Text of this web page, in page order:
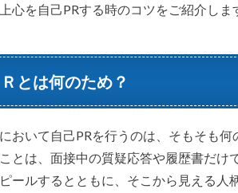
心を自己PRする時のコツをご紹介しま
とは何のため？
おいて自己PRを行うのは、そもそも何
とは、面接中の質疑応答や履歴書だけ
ールするとともに、そこから見える人